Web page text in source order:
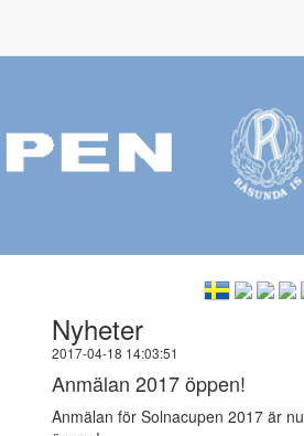
Nyheter
2017-04-18 14:03:51
Anmälan 2017 öppen!
Anmälan för Solnacupen 2017 är nu